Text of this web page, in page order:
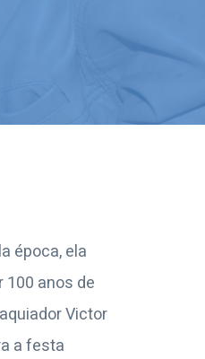
época, ela
anos de
Victor
a festa